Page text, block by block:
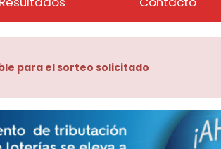
para el sorteo solicitado